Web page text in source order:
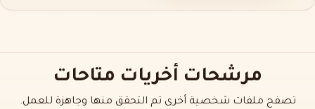
مرشحات أخريات متاحات
تصفح ملفات شخصية أخرى تم التحقق منها وجاهزة للعمل.